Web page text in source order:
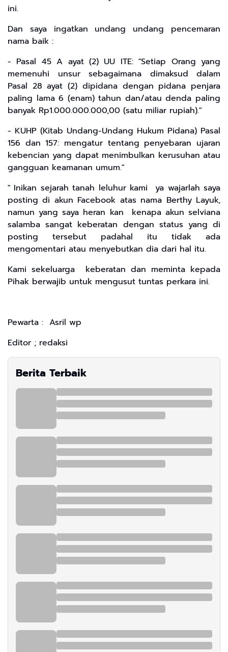
ini.
Dan saya ingatkan undang undang pencemaran
nama baik :
- Pasal 45 A ayat (2) UU ITE: "Setiap Orang yang
memenuhi unsur sebagaimana dimaksud dalam
Pasal 28 ayat (2) dipidana dengan pidana penjara
paling lama 6 (enam) tahun dan/atau denda paling
banyak Rp1.000.000.000,00 (satu miliar rupiah)."
- KUHP (Kitab Undang-Undang Hukum Pidana) Pasal
156 dan 157: mengatur tentang penyebaran ujaran
kebencian yang dapat menimbulkan kerusuhan atau
gangguan keamanan umum."
" Inikan sejarah tanah leluhur kami ya wajarlah saya
posting di akun Facebook atas nama Berthy Layuk,
namun yang saya heran kan kenapa akun selviana
salamba sangat keberatan dengan status yang di
posting tersebut padahal itu tidak ada
mengomentari atau menyebutkan dia dari hal itu.
Kami sekeluarga keberatan dan meminta kepada
Pihak berwajib untuk mengusut tuntas perkara ini.
Pewarta : Asril wp
Editor ; redaksi
Berita Terbaik